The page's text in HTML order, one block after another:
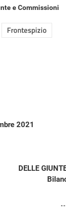
e Commissioni
Frontespizio
2021
DELLE